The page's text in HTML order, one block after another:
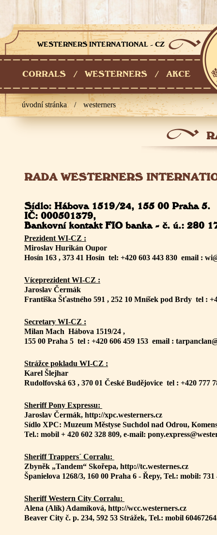
WESTERNERS INTERNATIONAL - CZ
CORRALS / WESTERNERS / AKCE
úvodní stránka / westerners
RADA WESTERNERS
Sídlo: Hábova 1519/24, 155 00 Praha 5.
IČ: 000501379,
Bankovní kontakt FIO banka - č. ú.: 280
Prezident WI-CZ :
Miroslav Hurikán Oupor
Hosín 163 , 373 41 Hosín tel: +420 603 443 830 email :
Víceprezident WI-CZ :
Jaroslav Čermák
Františka Šťastného 591 , 252 10 Mníšek pod Brdy tel :
Secretary WI-CZ :
Milan Mach Hábova 1519/24 ,
155 00 Praha 5 tel : +420 606 459 153 email :
Strážce pokladu WI-CZ :
Karel Šlejhar
Rudolfovská 63 , 370 01 České Budějovice tel : +420 777
Sheriff Pony Expressu:
Jaroslav Čermák, http://xpc.westerners.cz
Sídlo XPC: Muzeum Městyse Suchdol nad Odrou,
Tel.: mobil + 420 602 328 809, e-mail:
Sheriff Trappers´ Corralu:
Zbyněk „Tandem“ Skořepa, http://tc.westernes.cz
Španielova 1268/3, 160 00 Praha 6 - Řepy, Tel.: mobil:
Sheriff Western City Corralu:
Alena (Alík) Adamíková, http://wcc.westerners.cz
Beaver City č. p. 234, 592 53 Strážek, Tel.: mobil